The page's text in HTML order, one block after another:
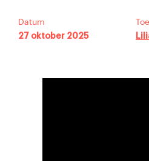
Datum
27 oktober 2025